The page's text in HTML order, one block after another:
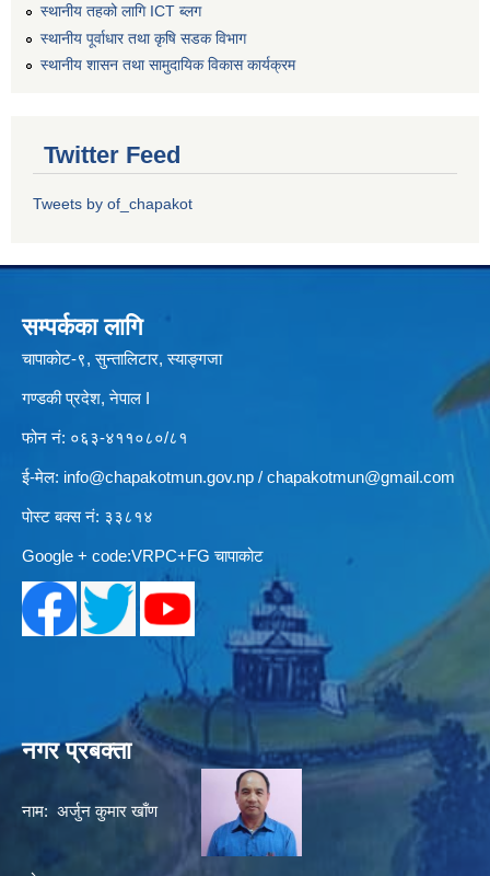
स्थानीय तहको लागि ICT ब्लग
स्थानीय पूर्वाधार तथा कृषि सडक विभाग
स्थानीय शासन तथा सामुदायिक विकास कार्यक्रम
Twitter Feed
Tweets by of_chapakot
सम्पर्कका लागि
चापाकोट-९, सुन्तालिटार, स्याङ्गजा
गण्डकी प्रदेश, नेपाल I
फोन नं: ०६३-४११०८०/८१
ई-मेल: info@chapakotmun.gov.np / chapakotmun@gmail.com
पोस्ट बक्स नं: ३३८१४
Google + code:VRPC+FG चापाकोट
नगर प्रबक्ता
नाम: अर्जुन कुमार खाँण